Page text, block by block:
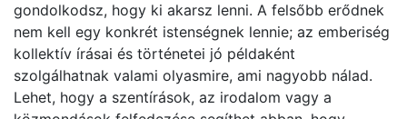
gondolkodsz, hogy ki akarsz lenni. A felsőbb erődnek
nem kell egy konkrét istenségnek lennie; az emberiség
kollektív írásai és történetei jó példaként
szolgálhatnak valami olyasmire, ami nagyobb nálad.
Lehet, hogy a szentírások, az irodalom vagy a